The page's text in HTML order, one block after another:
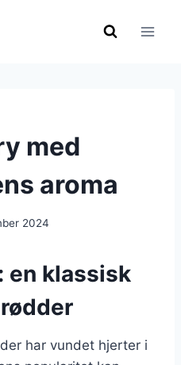
med
aroma
2024
en klassisk
har vundet hjerter i